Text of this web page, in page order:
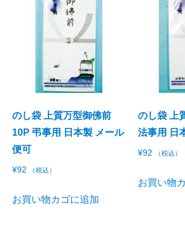
のし袋 上質万型御佛前
10P 弔事用 日本製 メール
便可
¥92 （税込）
お買い物カゴに追加
のし袋 上
法事用 日
¥92 （税込）
お買い物